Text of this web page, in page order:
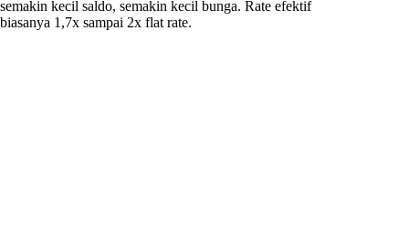
semakin kecil saldo, semakin kecil bunga. Rate efektif
biasanya 1,7x sampai 2x flat rate.